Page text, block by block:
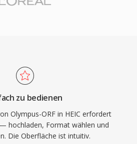
zu bedienen
Olympus-ORF in HEIC erfordert
hochladen, Format wählen und
Die Oberfläche ist intuitiv.